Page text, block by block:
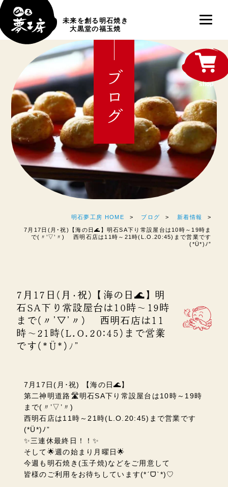
未来を創る明石焼き
大黒堂の福玉焼
ブログ
明石夢工房 HOME ブログ 新着情報
7月17日(月･祝)【海の日🌊】明石SA下り常設屋台は10時～19時ま
で(〃’▽’〃) 西明石店は11時～21時(L.O.20:45)まで営業です
(*Ü*)ﾉ”
7月17日(月･祝)【海の日🌊】明
石SA下り常設屋台は10時～19時
まで(〃’▽’〃) 西明石店は11
時～21時(L.O.20:45)まで営業
です(*Ü*)ﾉ”
7月17日(月･祝) 【海の日🌊】
第二神明道路🛣️明石SA下り常設屋台は10時～19時
まで(〃’▽’〃)
西明石店は11時～21時(L.O.20:45)まで営業です
(*Ü*)ﾉ”
✨三連休最終日！！✨
そして🌟週の始まり月曜日🌟
今週も明石焼き(玉子焼)などをご用意して
皆様のご利用をお待ちしています(*ˊᗜˋ*)♡
shop